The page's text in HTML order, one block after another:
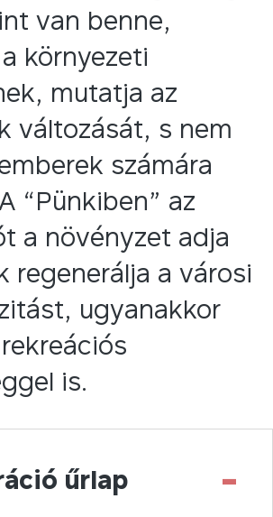
van benne,
környezeti
mutatja az
változását, s nem
számára
“Pünkiben” az
a növényzet adja
regenerálja a városi
ugyanakkor
is.
űrlap -